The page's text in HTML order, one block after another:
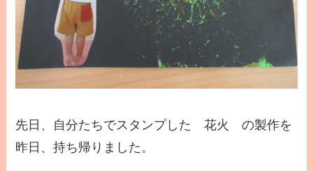
先日、自分たちでスタンプした 花火 の製作を
昨日、持ち帰りました。